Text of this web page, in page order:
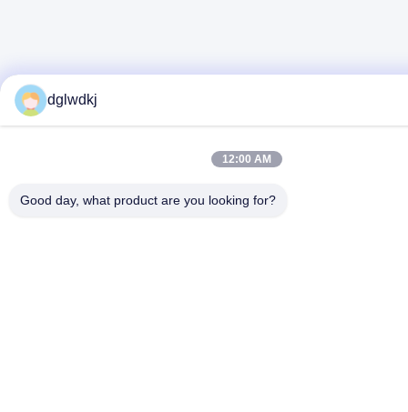
dglwdkj
12:00 AM
Good day, what product are you looking for?